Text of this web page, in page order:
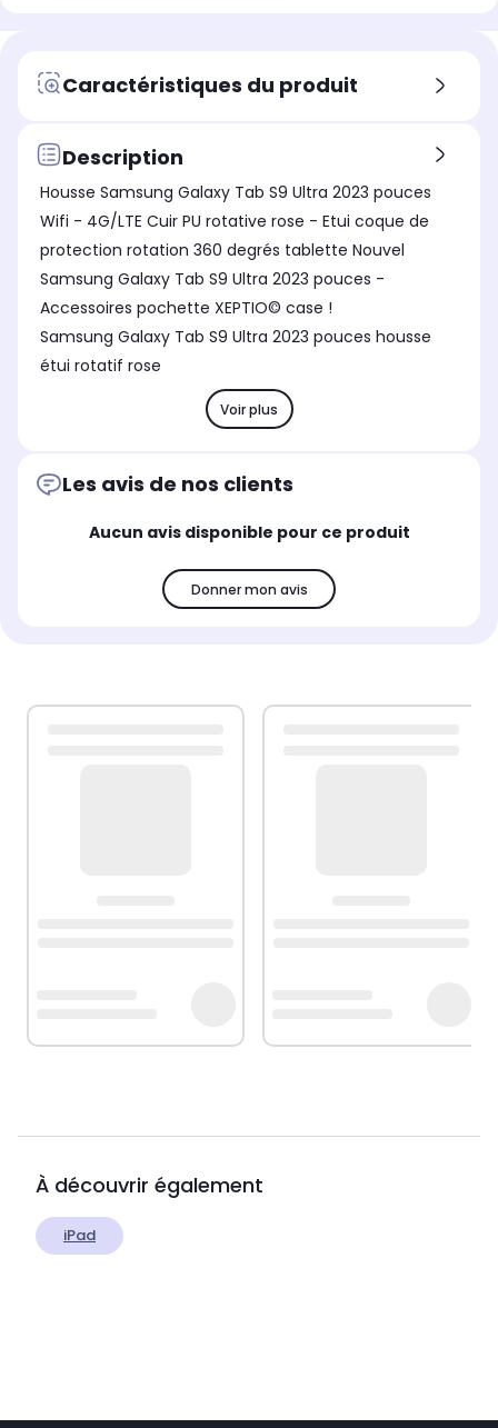
Caractéristiques du produit
Description
Housse Samsung Galaxy Tab S9 Ultra 2023 pouces
Wifi - 4G/LTE Cuir PU rotative rose - Etui coque de
protection rotation 360 degrés tablette Nouvel
Samsung Galaxy Tab S9 Ultra 2023 pouces -
Accessoires pochette XEPTIO© case !
Samsung Galaxy Tab S9 Ultra 2023 pouces housse
étui rotatif rose
Voir plus
Les avis de nos clients
Aucun avis disponible pour ce produit
Donner mon avis
À découvrir également
iPad